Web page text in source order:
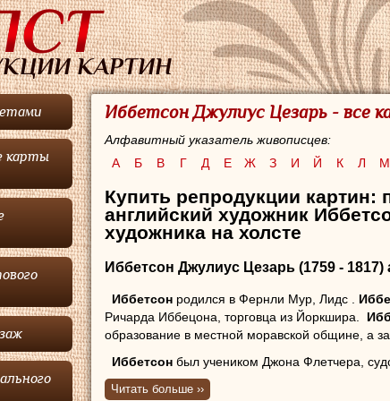
карты
Иббетсон Джулиус Цезарь - все
Алфавитный указатель живописцев:
А
Б В Г Д Е Ж З И Й К Л М
Купить репродукции
английский художник
художника на холсте
Иббетсон Джулиус Цезарь (1759 -
Иббетсон родился в Фернли Мур, Лидс .
Ричарда Иббецона, торговца из Йоркшира.
образование в местной моравской общине, а
Иббетсон был учеником Джона Флетчера,
по 1777 год. Затем
десяти лет он был главным образом
Читать больше ››